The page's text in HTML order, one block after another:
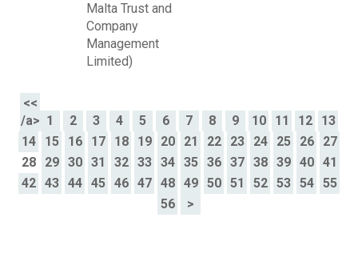
Malta Trust and
Company
Management
Limited)
<<
/a> 1 2 3 4 5 6 7 8 9 10 11 12
13
14
15 16 17 18 19 20 21 22 23 24 25 26
27
28
29 30 31 32 33 34 35 36 37 38 39 40
41
42
43 44 45 46 47 48 49 50 51 52 53 54
55
56
>